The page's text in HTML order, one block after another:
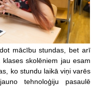
mācību stundas, bet arī
skolēniem jau esam
ko stundu laikā viņi varēs
tehnoloģiju pasaulē